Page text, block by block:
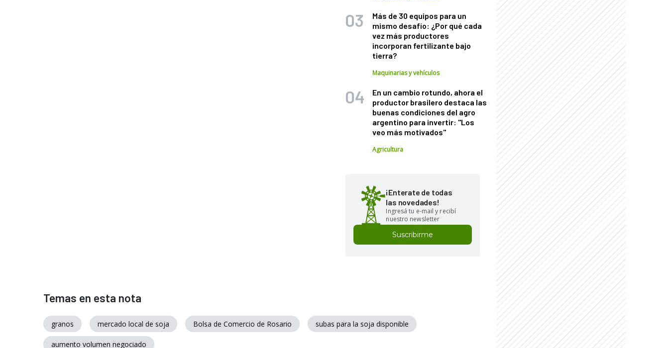
Más de 30 equipos para un
mismo desafío: ¿Por qué cada
vez más productores
incorporan fertilizante bajo
tierra?
Maquinarias y vehículos
En un cambio rotundo, ahora el
productor brasilero destaca las
buenas condiciones del agro
argentino para invertir: "Los
veo más motivados"
Agricultura
¡Enterate de todas
las novedades!
Ingresá tu e-mail y recibí
nuestro newsletter
Suscribirme
Temas en esta nota
granos mercado local de soja Bolsa de Comercio de Rosario subas para la soja disponible
aumento volumen negociado